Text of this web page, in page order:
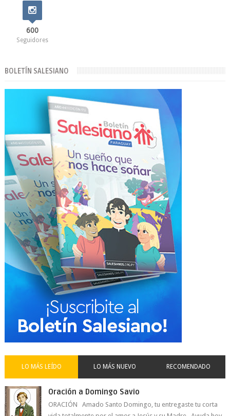
600
Seguidores
BOLETÍN SALESIANO
LO MÁS LEÍDO LO MÁS NUEVO RECOMENDADO
Oración a Domingo Savio
ORACIÓN Amado Santo Domingo, tu entregaste tu corta